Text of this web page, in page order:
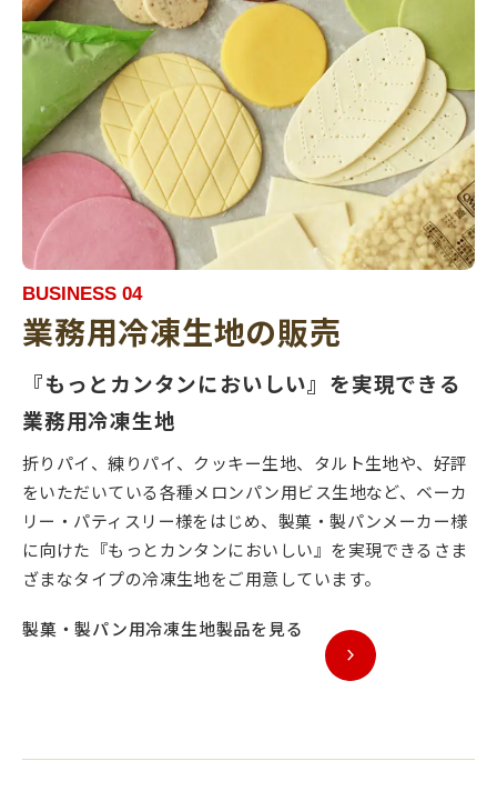
BUSINESS 04
業務用冷凍生地の販売
『もっとカンタンにおいしい』を実現できる
業務用冷凍生地
折りパイ、練りパイ、クッキー生地、タルト生地や、好評
をいただいている各種メロンパン用ビス生地など、ベーカ
リー・パティスリー様をはじめ、製菓・製パンメーカー様
に向けた『もっとカンタンにおいしい』を実現できるさま
ざまなタイプの冷凍生地をご用意しています。
製菓・製パン用冷凍生地製品を見る